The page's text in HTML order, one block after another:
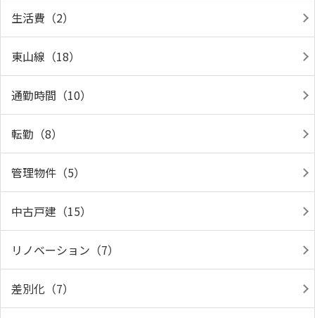
生活費（2）
東山線（18）
通勤時間（10）
転勤（8）
管理物件（5）
中古戸建（15）
リノベーション（7）
差別化（7）